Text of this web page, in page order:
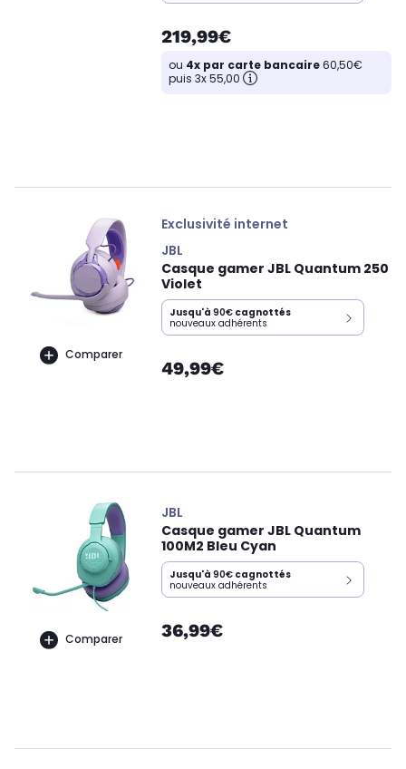
219,99€
ou 4x par carte bancaire60,50€
puis 3x 55,00
Comparer
Exclusivité internet
JBL
Casque gamer JBL Quantum 250
Violet
Jusqu'à 90€ cagnottés
nouveaux adhérents
49,99€
Comparer
JBL
Casque gamer JBL Quantum
100M2 Bleu Cyan
Jusqu'à 90€ cagnottés
nouveaux adhérents
36,99€